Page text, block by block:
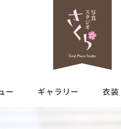
ー ギャラリー 衣装